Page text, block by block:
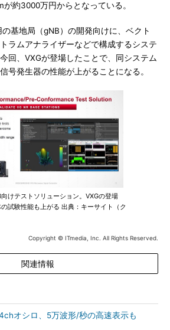
約3000万円からとなっている。
基地局（gNB）の開発向けに、ベクト
ラムアナライザーなどで構成するシステ
回、VXGが登場したことで、同システム
号発生器の性能が上がることになる。
けテストソリューション。VXGの登場
試験性能も上がる 出典：キーサイト（ク
Copyright © ITmedia, Inc. All Rights Reserved.
関連情報
オシロ、5万波形/秒の高速表示も